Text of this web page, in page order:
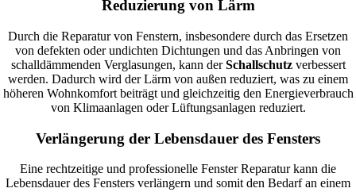
Reduzierung von Lärm
Durch die Reparatur von Fenstern, insbesondere durch das Ersetzen
von defekten oder undichten Dichtungen und das Anbringen von
schalldämmenden Verglasungen, kann derSchallschutzverbessert
werden. Dadurch wird der Lärm von außen reduziert, was zu einem
höheren Wohnkomfort beiträgt und gleichzeitig den Energieverbrauch
von Klimaanlagen oder Lüftungsanlagen reduziert.
Verlängerung der Lebensdauer des Fensters
Eine rechtzeitige und professionelle Fenster Reparatur kann die
Lebensdauer des Fensters verlängern und somit den Bedarf an einem